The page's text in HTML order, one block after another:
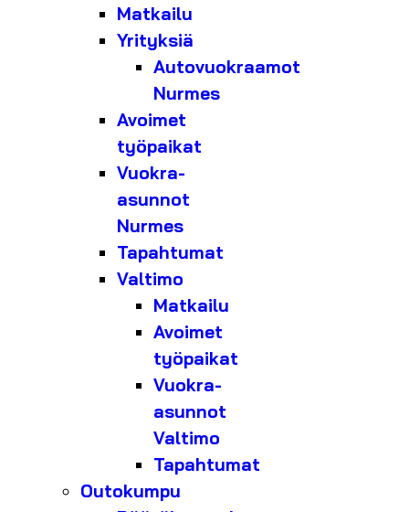
Matkailu
Yrityksiä
Autovuokraamot
Nurmes
Avoimet
työpaikat
Vuokra-
asunnot
Nurmes
Tapahtumat
Valtimo
Matkailu
Avoimet
työpaikat
Vuokra-
asunnot
Valtimo
Tapahtumat
Outokumpu